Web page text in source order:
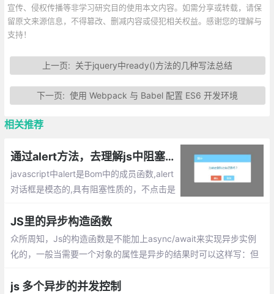
宣传、侵权传播等非学习研究目的使用本文内容。如需分享或转载，请保
留原文来源信息，不得篡改、删减内容或侵犯相关权益。感谢您的理解与
支持！
上一页: 关于jquery中ready()方法的几种写法总结
下一页:使用 Webpack 与 Babel 配置 ES6 开发环境
相关推荐
通过alert方法，去理解js中阻塞、局部作用域、同步/异步任务
javascript中alert是Bom中的成员函数,alert
对话框是模态的,具有阻塞性质的，不点击是
结果返回之前，当前线程会被挂起， 只有在
得到结果之后才会继续执行。
JS里的异步构造函数
众所周知，Js的构造函数是不能加上async/await来实现异步实例
化的，一般当需要一个对象的属性是异步的结果时可以这样写：但
js 多个异步的并发控制